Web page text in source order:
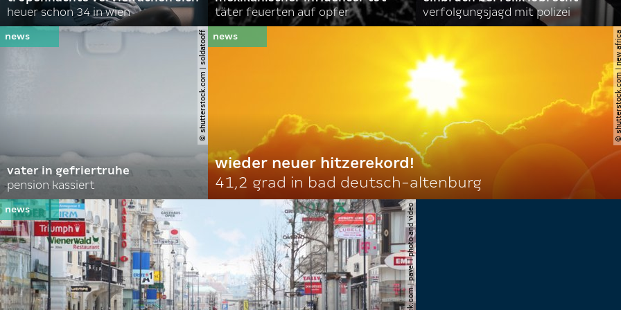
heuer schon 34 in wien
täter feuerten auf opfer
verfolgungsjagd mit polizei
© shutterstock.com | soldatooff
vater in gefriertruhe
pension kassiert
©
wieder neuer hitzerekord!
41,2 grad in bad deutsch-altenburg